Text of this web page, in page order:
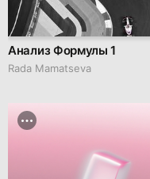
Анализ Формулы 1
Rada Mamatseva